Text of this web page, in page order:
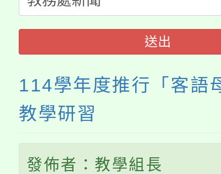
程
送出
114學年度推行「客語
教學研習
發佈者：教學組長